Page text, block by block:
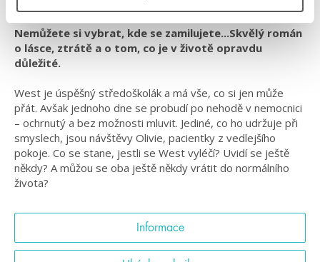
Nemůžete si vybrat, kde se zamilujete...Skvělý román
o lásce, ztrátě a o tom, co je v životě opravdu
důležité.
West je úspěšný středoškolák a má vše, co si jen může
přát. Avšak jednoho dne se probudí po nehodě v nemocnici
– ochrnutý a bez možnosti mluvit. Jediné, co ho udržuje při
smyslech, jsou návštěvy Olivie, pacientky z vedlejšího
pokoje. Co se stane, jestli se West vyléčí? Uvidí se ještě
někdy? A můžou se oba ještě někdy vrátit do normálního
života?
Informace